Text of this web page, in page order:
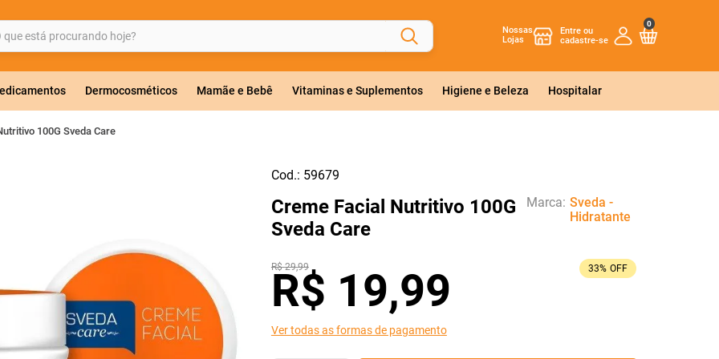
está procurando hoje?
Nossas
Lojas
0
Dermocosméticos Mamãe e Bebê Vitaminas e Suplementos Higiene e Beleza Hospitalar
100G Sveda Care
Cod.: 59679
Creme Facial Nutritivo 100G
Sveda Care
Marca: Sveda -
Hidratante
R$ 29,99
R$ 19,99 33% OFF
Ver todas as formas de pagamento